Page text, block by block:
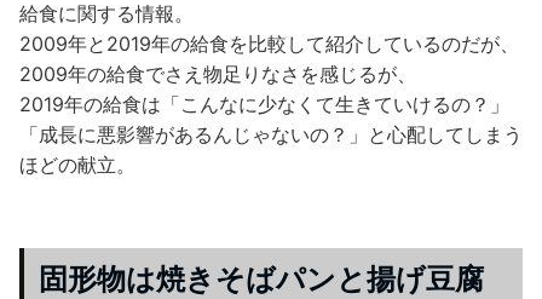
給食に関する情報。
2009年と2019年の給食を比較して紹介しているのだが、
2009年の給食でさえ物足りなさを感じるが、
2019年の給食は「こんなに少なくて生きていけるの？」
「成長に悪影響があるんじゃないの？」と心配してしまう
ほどの献立。
固形物は焼きそばパンと揚げ豆腐